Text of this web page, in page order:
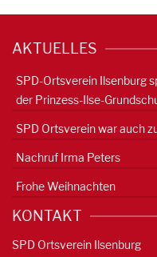
AKTUELLES
SPD-Ortsverein Ilsenburg
der Prinzess-Ilse-
SPD Ortsverein war auch
Nachruf Irma Peters
Frohe Weihnachten
KONTAKT
SPD Ortsverein Ilsenburg